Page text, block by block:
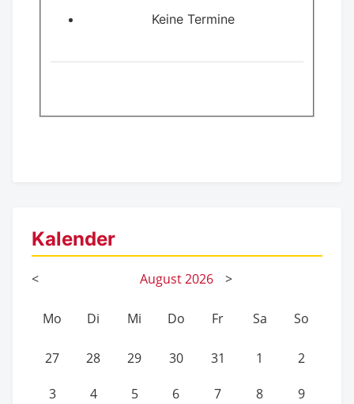
Keine Termine
Kalender
< August2026 >
Mo Di Mi Do Fr Sa So
27 28 29 30 31 1 2
3 4 5 6 7 8 9